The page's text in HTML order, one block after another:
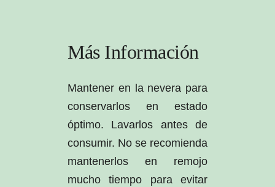
Más Información
Mantener en la nevera para
conservarlos en estado
óptimo. Lavarlos antes de
consumir. No se recomienda
mantenerlos en remojo
mucho tiempo para evitar